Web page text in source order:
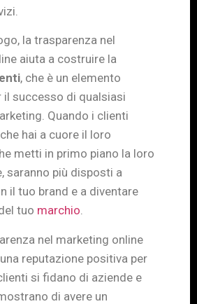
la trasparenza nel
aiuta a costruire la
, che è un elemento
il successo di qualsiasi
Quando i clienti
hai a cuore il loro
metti in primo piano la loro
saranno più disposti a
il tuo brand e a diventare
tuo marchio.
nel marketing online
reputazione positiva per
si fidano di aziende e
di avere un